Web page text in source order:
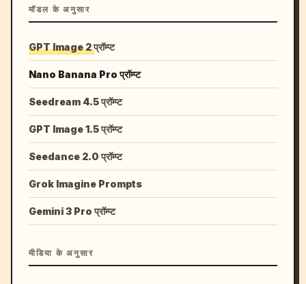
मॉडल के अनुसार
GPT Image 2 प्रॉम्प्ट
Nano Banana Pro प्रॉम्प्ट
Seedream 4.5 प्रॉम्प्ट
GPT Image 1.5 प्रॉम्प्ट
Seedance 2.0 प्रॉम्प्ट
Grok Imagine Prompts
Gemini 3 Pro प्रॉम्प्ट
मीडिया के अनुसार